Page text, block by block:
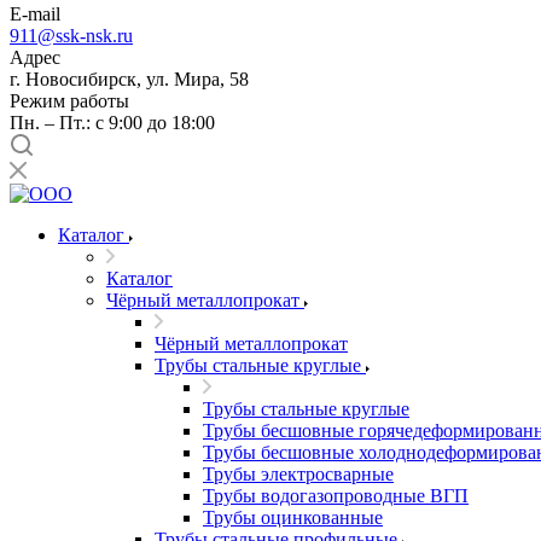
E-mail
911@ssk-nsk.ru
Адрес
г. Новосибирск, ул. Мира, 58
Режим работы
Пн. – Пт.: с 9:00 до 18:00
Каталог
Каталог
Чёрный металлопрокат
Чёрный металлопрокат
Трубы стальные круглые
Трубы стальные круглые
Трубы бесшовные
Трубы бесшовные
Трубы электросварные
Трубы водогазопроводные ВГП
Трубы оцинкованные